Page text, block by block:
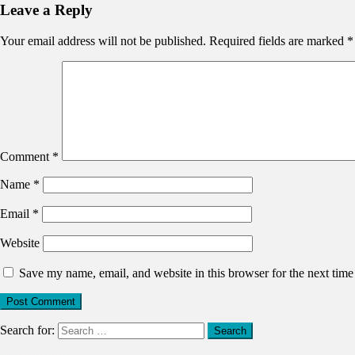
Leave a Reply
Your email address will not be published. Required fields are marked *
Comment *
Name *
Email *
Website
Save my name, email, and website in this browser for the next
Search for: